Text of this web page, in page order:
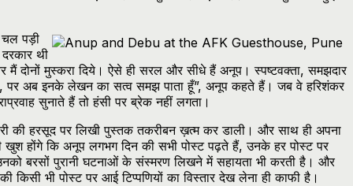
पड़ी
थी
मैं दोनों मुस्करा दिये। ऐसे ही सरल और सीधे हैं अनूप। स्पष्टवक्ता, समझदार
अब इनके लेखन का सत्व समझ पाता हूँ”, अनूप कहते हैं। जब वे हरिशंकर
सुनाते हैं तो हंसी पर ब्रेक नहीं लगता।
की हरसूद पर लिखी पुस्तक तकरीबन ख़त्म कर डाली। और साथ ही अपना
खुश होंगे कि अनूप लगभग दिन की सभी पोस्ट पढ़ते हैं, उनके हर पोस्ट पर
बरसों पुरानी घटनाओं के संस्मरण लिखने में सहायता भी करती है। और
भी पोस्ट पर आई टिप्पणियों का विस्तार देख लेना ही काफी है।